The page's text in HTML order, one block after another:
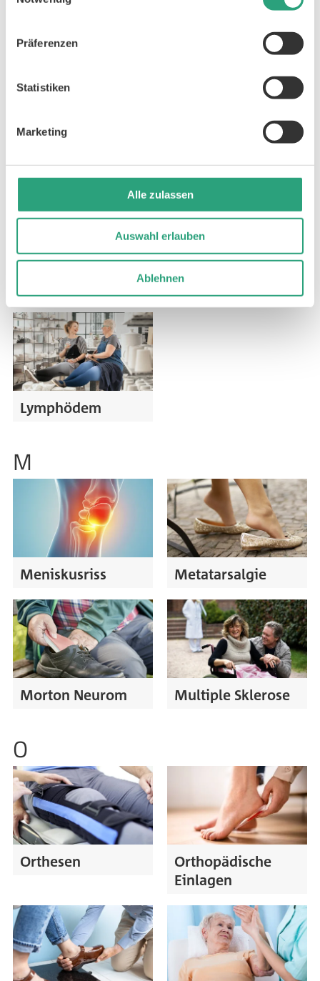
Präferenzen
Statistiken
Marketing
Alle zulassen
Auswahl erlauben
Ablehnen
L
Lähmung Läuferknie
Lipödem
Lymphödem
M
Meniskusriss Metatarsalgie
Morton Neurom Multiple Sklerose
O
Orthesen
Orthopädische
Einlagen